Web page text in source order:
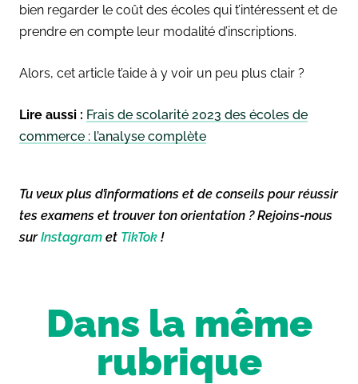
bien regarder le coût des écoles qui t’intéressent et de
prendre en compte leur modalité d’inscriptions.
Alors, cet article t’aide à y voir un peu plus clair ?
Lire aussi : Frais de scolarité 2023 des écoles de
commerce : l’analyse complète
Tu veux plus d’informations et de conseils pour réussir
tes examens et trouver ton orientation ? Rejoins-nous
surInstagram et TikTok !
Dans la même
rubrique